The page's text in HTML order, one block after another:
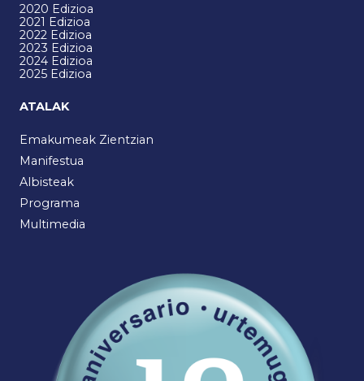
2020 Edizioa
2021 Edizioa
2022 Edizioa
2023 Edizioa
2024 Edizioa
2025 Edizioa
ATALAK
Emakumeak Zientzian
Manifestua
Albisteak
Programa
Multimedia